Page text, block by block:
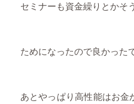
セミナーも資金繰りとかそ
ためになったので良かった
あとやっぱり高性能はお金